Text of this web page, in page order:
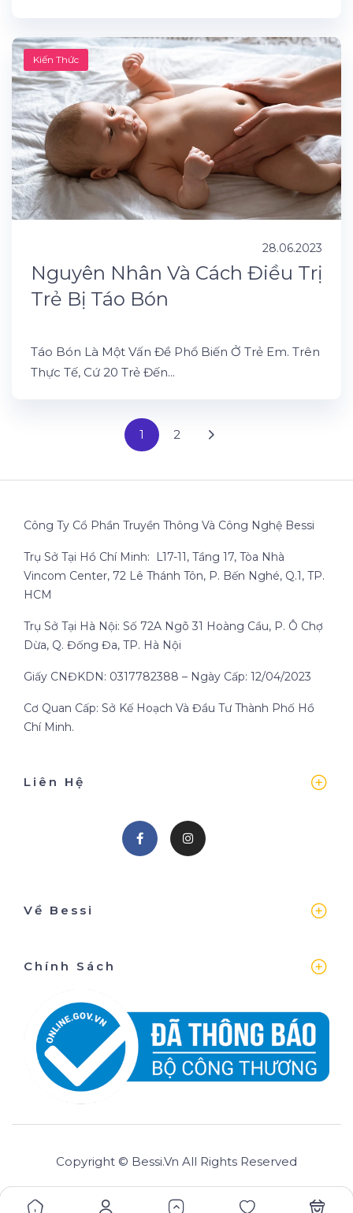
Kiến Thức
28.06.2023
Nguyên Nhân Và Cách Điều Trị
Trẻ Bị Táo Bón
Táo Bón Là Một Vấn Đề Phổ Biến Ở Trẻ Em. Trên
Thực Tế, Cứ 20 Trẻ Đến...
1 2
Liên Hệ
Về Bessi
Chính Sách
Công Ty Cổ Phần Truyền Thông Và Công Nghệ Bessi
Trụ Sở Tại Hồ Chí Minh: L17-11, Tầng 17, Tòa Nhà
Vincom Center, 72 Lê Thánh Tôn, P. Bến Nghé, Q.1, TP.
HCM
Trụ Sở Tại Hà Nội: Số 72A Ngõ 31 Hoàng Cầu, P. Ô Chợ
Dừa, Q. Đống Đa, TP. Hà Nội
Giấy CNĐKDN: 0317782388 – Ngày Cấp: 12/04/2023
Cơ Quan Cấp: Sở Kế Hoạch Và Đầu Tư Thành Phố Hồ
Chí Minh.
Copyright © Bessi.vn All Rights Reserved